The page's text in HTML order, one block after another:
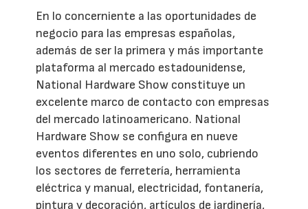
En lo concerniente a las oportunidades de
negocio para las empresas españolas,
además de ser la primera y más importante
plataforma al mercado estadounidense,
National Hardware Show constituye un
excelente marco de contacto con empresas
del mercado latinoamericano. National
Hardware Show se configura en nueve
eventos diferentes en uno solo, cubriendo
los sectores de ferretería, herramienta
eléctrica y manual, electricidad, fontanería,
pintura y decoración, artículos de jardinería,